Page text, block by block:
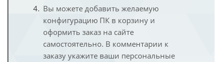
Вы можете добавить желаемую
конфигурацию ПК в корзину и
оформить заказ на сайте
самостоятельно. В комментарии к
заказу укажите ваши персональные